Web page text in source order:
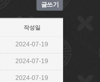
글쓰기
작성일
2024-07-19
2024-07-19
2024-07-19